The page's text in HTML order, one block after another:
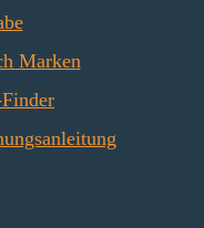
Marken